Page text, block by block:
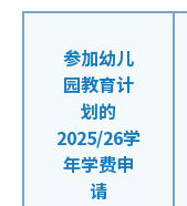
参加幼儿
园教育计
划的
2025/26学
年学费申
请